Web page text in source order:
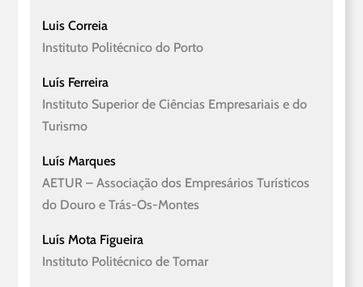
Luis Correia
Instituto Politécnico do Porto
Luís Ferreira
Instituto Superior de Ciências Empresariais e do
Turismo
Luís Marques
AETUR – Associação dos Empresários Turísticos
do Douro e Trás-Os-Montes
Luís Mota Figueira
Instituto Politécnico de Tomar